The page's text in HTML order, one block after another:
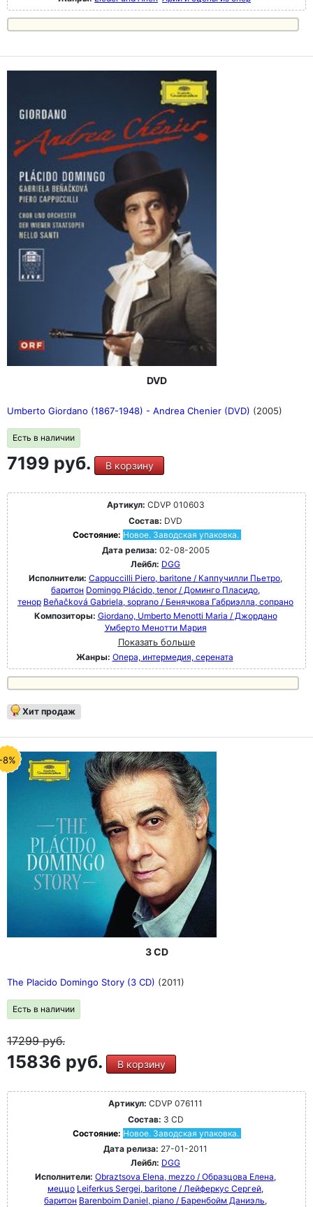
DVD
Umberto Giordano (1867-1948) - Andrea Chenier (DVD) (2005)
Есть в наличии
7199 руб. В корзину
Артикул: CDVP 010603
Состав: DVD
Состояние: Новое. Заводская упаковка.
Дата релиза: 02-08-2005
Лейбл: DGG
Исполнители: Cappuccilli Piero, baritone / Каппучилли Пьетро,
баритон Domingo Plácido, tenor / Доминго Пласидо,
тенор Beňačková Gabriela, soprano / Бенячкова Габриэлла, сопрано
Композиторы: Giordano, Umberto Menotti Maria / Джордано
Умберто Менотти Мария
Показать больше
Жанры: Опера, интермедия, серената
Хит продаж
8%
3 CD
The Placido Domingo Story (3 CD) (2011)
Есть в наличии
17299руб.
15836 руб. В корзину
Артикул: CDVP 076111
Состав: 3 CD
Состояние: Новое. Заводская упаковка.
Дата релиза: 27-01-2011
Лейбл: DGG
Исполнители: Obraztsova Elena, mezzo / Образцова Елена,
меццо Leiferkus Sergei, baritone / Лейферкус Сергей,
баритон Barenboim Daniel, piano / Баренбойм Даниэль,